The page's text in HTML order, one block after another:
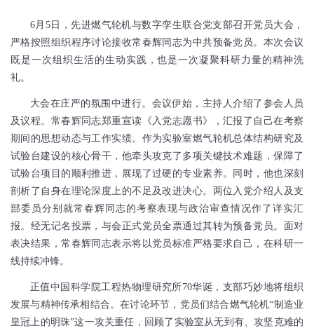
6 月5日，先进燃气轮机与数字孪生联合党支部召开党员大会，
严格按照组织程序讨论接收常春辉同志为中共预备党员。本次会议
既是一次组织生活的生动实践，也是一次凝聚科研力量的精神洗
礼。
大会在庄严的氛围中进行。会议伊始，主持人介绍了参会人员
及议程。常春辉同志郑重宣读《入党志愿书》，汇报了自己在考察
期间的思想动态与工作实绩。作为实验室燃气轮机总体结构研究及
试验台建设的核心骨干，他牵头攻克了多项关键技术难题，保障了
试验台项目的顺利推进，展现了过硬的专业素养。同时，他也深刻
剖析了自身在理论深度上的不足及改进决心。两位入党介绍人及支
部委员分别就常春辉同志的考察表现与政治审查情况作了详实汇
报。经无记名投票，与会正式党员全票通过其转为预备党员。面对
表决结果，常春辉同志表示将以党员标准严格要求自己，在科研一
线持续冲锋。
正值中国科学院工程热物理研究所70华诞，支部巧妙地将组织
发展与精神传承相结合。在讨论环节，党员们结合燃气轮机“制造业
皇冠上的明珠”这一攻关重任，回顾了实验室从无到有、攻坚克难的